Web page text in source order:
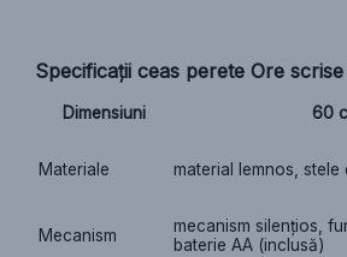
Specificații ceas perete Ore
Dimensiuni 60
Materiale material lemnos, stele
Mecanism
mecanism silențios,
baterie AA (inclusă)